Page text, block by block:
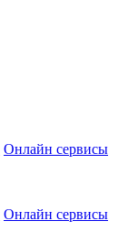
Онлайн сервисы
Онлайн сервисы